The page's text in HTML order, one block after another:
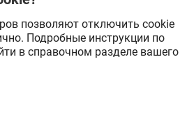
позволяют отключить cookie
Подробные инструкции по
в справочном разделе вашего